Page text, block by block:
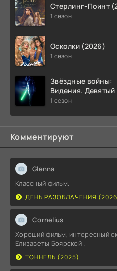
Стерлинг-Поинт
1 сезон
Осколки (2026)
1 сезон
Звёздные войны:
Видения. Девятый
(2026)
1 сезон
Комментируют
Glenna
Классный фильм.
ДЕНЬ РАЗОБЛАЧЕНИЯ
Cornelius
Хороший фильм, интересный
Елизаветы Боярской .
ТОННЕЛЬ (2025)